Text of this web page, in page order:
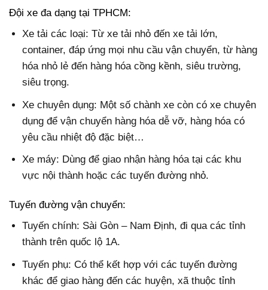
Đội xe đa dạng tại TPHCM:
Xe tải các loại: Từ xe tải nhỏ đến xe tải lớn,
container, đáp ứng mọi nhu cầu vận chuyển, từ hàng
hóa nhỏ lẻ đến hàng hóa cồng kềnh, siêu trường,
siêu trọng.
Xe chuyên dụng: Một số chành xe còn có xe chuyên
dụng để vận chuyển hàng hóa dễ vỡ, hàng hóa có
yêu cầu nhiệt độ đặc biệt…
Xe máy: Dùng để giao nhận hàng hóa tại các khu
vực nội thành hoặc các tuyến đường nhỏ.
Tuyến đường vận chuyển:
Tuyến chính: Sài Gòn – Nam Định, đi qua các tỉnh
thành trên quốc lộ 1A.
Tuyến phụ: Có thể kết hợp với các tuyến đường
khác để giao hàng đến các huyện, xã thuộc tỉnh